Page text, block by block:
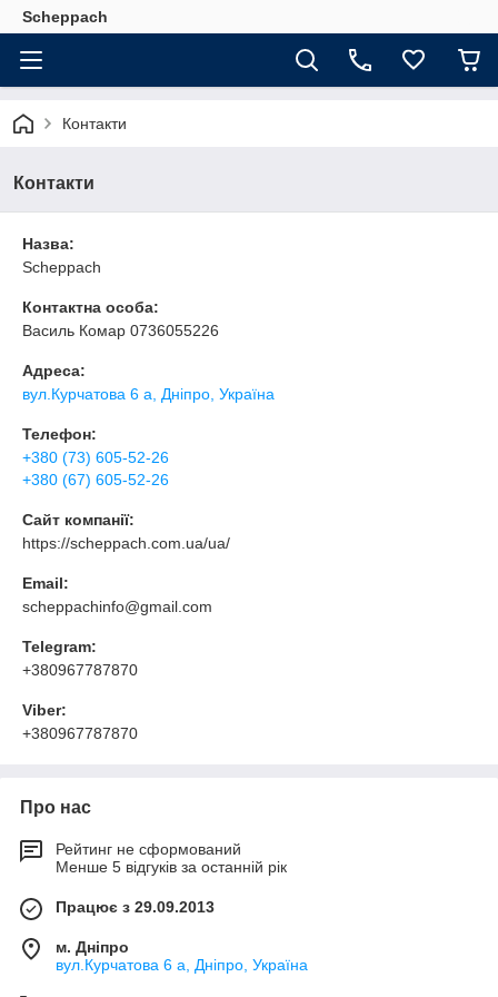
Scheppach
Контакти
Контакти
Назва:
Scheppach
Контактна особа:
Василь Комар 0736055226
Адреса:
вул.Курчатова 6 а, Дніпро, Україна
Телефон:
+380 (73) 605-52-26
+380 (67) 605-52-26
Сайт компанії:
https://scheppach.com.ua/ua/
Email:
scheppachinfo@gmail.com
Telegram:
+380967787870
Viber:
+380967787870
Про нас
Рейтинг не сформований
Менше 5 відгуків за останній рік
Працює з 29.09.2013
м. Дніпро
вул.Курчатова 6 а, Дніпро, Україна